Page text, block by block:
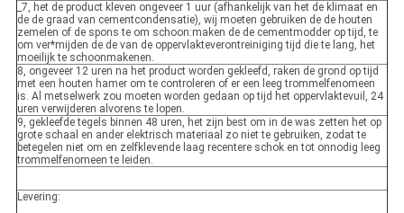
_7, het de product kleven ongeveer 1 uur (afhankelijk van het de klimaat en
de de graad van cementcondensatie), wij moeten gebruiken de de houten
zemelen of de spons te om schoon:maken de de cementmodder op tijd, te
om ver*mijden de de van de oppervlakteverontreiniging tijd die te lang, het
moeilijk te schoonmakenen.
8, ongeveer 12 uren na het product worden gekleefd, raken de grond op tijd
met een houten hamer om te controleren of er een leeg trommelfenomeen
is. Al metselwerk zou moeten worden gedaan op tijd het oppervlaktevuil, 24
uren verwijderen alvorens te lopen.
9, gekleefde tegels binnen 48 uren, het zijn best om in de was zetten het op
grote schaal en ander elektrisch materiaal zo niet te gebruiken, zodat te
betegelen niet om en zelfklevende laag recentere schok en tot onnodig leeg
trommelfenomeen te leiden.
Levering: